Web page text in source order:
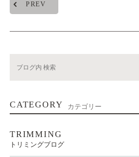
PREV
CATEGORY カテゴリー
TRIMMING
トリミングブログ